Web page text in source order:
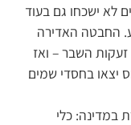
קו 169 – הנוסעים לא ישכחו גם בעוד
החבטה האדירה
השבר – ואז
יצאו בחסדי שמים
במדינה: כלי